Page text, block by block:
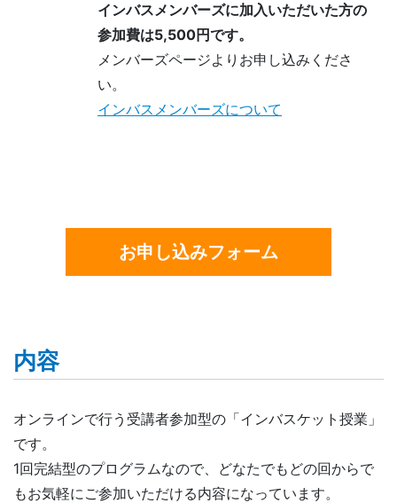
インバスメンバーズに加入いただいた方の
参加費は5,500円です。
メンバーズページよりお申し込みくださ
い。
インバスメンバーズについて
お申し込みフォーム
内容
オンラインで行う受講者参加型の「インバスケット授業」
です。
1回完結型のプログラムなので、どなたでもどの回からで
もお気軽にご参加いただける内容になっています。